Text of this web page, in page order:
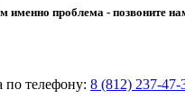
именно проблема - позвоните
по телефону: 8 (812) 237-47-